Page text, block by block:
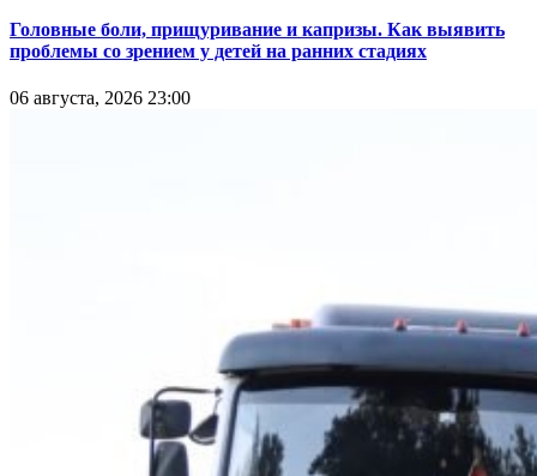
Головные боли, прищуривание и капризы. Как выявить
проблемы со зрением у детей на ранних стадиях
06 августа, 2026 23:00